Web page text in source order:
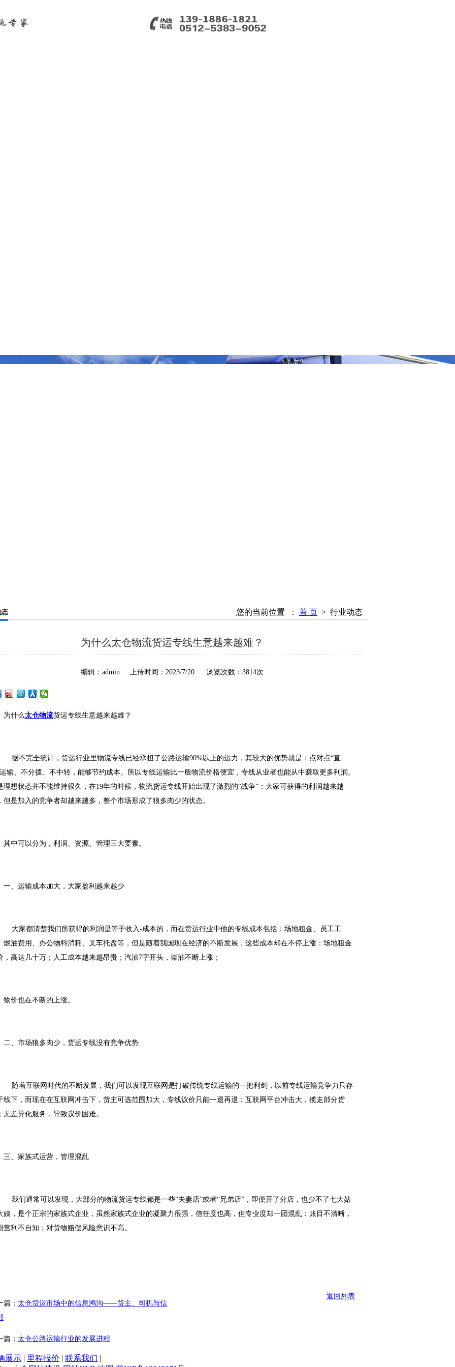
态 您的当前位置 ： 首 页 > 行业动态
为什么太仓物流货运专线生意越来越难？
编辑：admin 上传时间：2023/7/20 浏览次数：3814次
为什么太仓物流货运专线生意越来越难？
据不完全统计，货运行业里物流专线已经承担了公路运输90%以上的运力，其较大的优势就是：点对点“直
输、不分拨、不中转，能够节约成本。所以专线运输比一般物流价格便宜，专线从业者也能从中赚取更多利润。
理想状态并不能维持很久，在19年的时候，物流货运专线开始出现了激烈的“战争”：大家可获得的利润越来越
但是加入的竞争者却越来越多，整个市场形成了狼多肉少的状态。
其中可以分为，利润、资源、管理三大要素。
一、运输成本加大，大家盈利越来越少
大家都清楚我们所获得的利润是等于收入-成本的，而在货运行业中他的专线成本包括：场地租金、员工工
燃油费用、办公物料消耗、叉车托盘等，但是随着我国现在经济的不断发展，这些成本却在不停上涨：场地租金
，高达几十万；人工成本越来越昂贵；汽油7字开头，柴油不断上涨；
物价也在不断的上涨。
二、市场狼多肉少，货运专线没有竞争优势
随着互联网时代的不断发展，我们可以发现互联网是打破传统专线运输的一把利剑，以前专线运输竞争力只存
线下，而现在在互联网冲击下，货主可选范围加大，专线议价只能一退再退：互联网平台冲击大，揽走部分货
无差异化服务，导致议价困难。
三、家族式运营，管理混乱
我们通常可以发现，大部分的物流货运专线都是一些“夫妻店”或者“兄弟店”，即便开了分店，也少不了七大姑
姨，是个正宗的家族式企业，虽然家族式企业的凝聚力很强，信任度也高，但专业度却一团混乱：账目不清晰，
营利不自知；对货物赔偿风险意识不高。
篇： 太仓货运市场中的信息鸿沟——货主、司机与信
篇： 太仓公路运输行业的发展进程
返回列表
展示 | 里程报价 | 联系我们 |